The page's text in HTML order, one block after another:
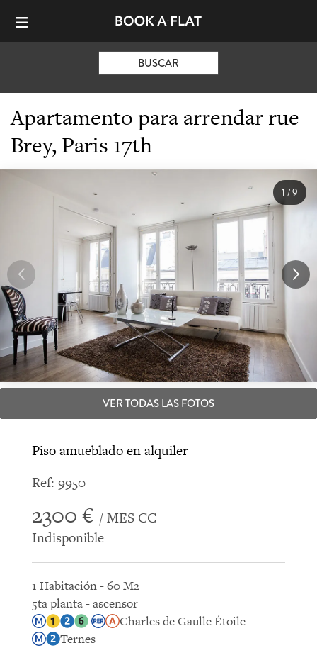
BUSCAR
Apartamento para arrendar rue
Brey, Paris 17th
1 /9
VER TODAS LAS FOTOS
Piso amueblado en alquiler
Ref: 9950
2300 € / MES CC
Indisponible
1 Habitación - 60 M2
5ta planta - ascensor
Charles de Gaulle Étoile
Ternes